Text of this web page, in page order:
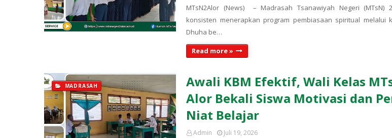
MTsN2Alor (News) – Madrasah Tsanawiyah Negeri (MTsN)
konsisten menerapkan program pembiasaan spiritual melalui
Dhuha be…
Read more »
MADRASAH
Awali KBM Efektif, Wali Kelas
Alor Bekali Siswa Motivasi dan
Niat Belajar
Admin Juli 19, 2026